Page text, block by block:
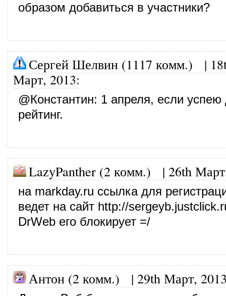
образом добавиться в участники?
Сергей Шелвин (1117 комм.) |
Март, 2013:
@Константин: 1 апреля, если успею
рейтинг.
LazyPanther (2 комм.) | 26th
на markday.ru ссылка для
ведет на сайт http://
DrWeb его блокирует =/
Антон (2 комм.) | 29th Март,